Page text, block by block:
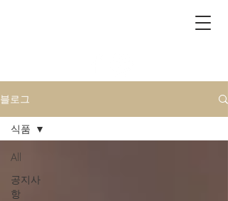
블로그
All
공지사
항
식품